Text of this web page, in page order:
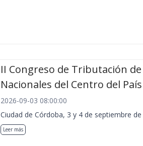
II Congreso de Tributación
Nacionales del Centro del País
2026-09-03 08:00:00
Ciudad de Córdoba, 3 y 4 de septiembre de
Leer más